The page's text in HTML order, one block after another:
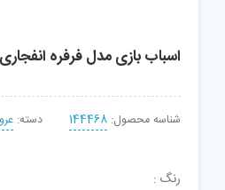
اسباب بازی مدل فرفره انفجاری کد
شناسه محصول: 144468 دسته:
رنگ